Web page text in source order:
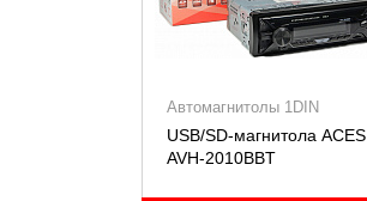
Автомагнитолы 1DIN
USB/SD-магнитола ACES
AVH-2010BBT